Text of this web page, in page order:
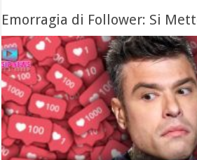
Emorragia di Follower: Si